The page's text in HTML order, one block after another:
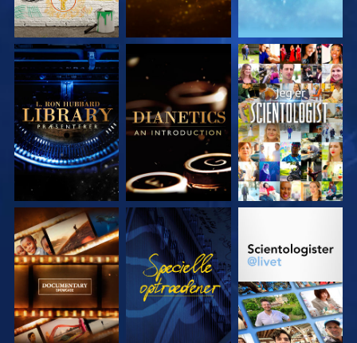
UDFORSK SERIEN UDFORSK SERIEN SE
UDFORSK SERIEN SE UDFORSK SERIEN